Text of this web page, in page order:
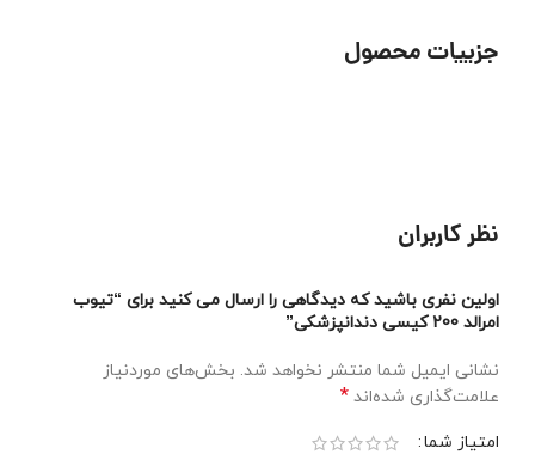
جزییات محصول
نظر کاربران
اولین نفری باشید که دیدگاهی را ارسال می کنید برای “تیوب
امرالد 200 کیسی دندانپزشکی”
نشانی ایمیل شما منتشر نخواهد شد. بخش‌های موردنیاز
علامت‌گذاری شده‌اند *
امتیاز شما